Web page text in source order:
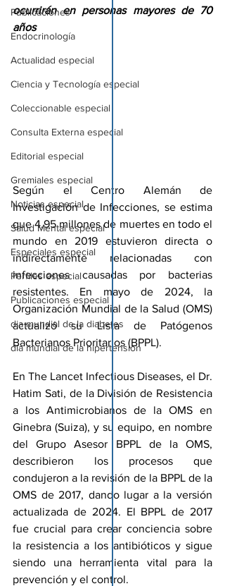
Publicaciones
Endocrinología
Actualidad especial
Ciencia y Tecnología especial
Coleccionable especial
Consulta Externa especial
Editorial especial
Gremiales especial
Noticias especial
Salud Mental especial
Especiales especial
Perfiles especial
Publicaciones especial
dia mundial de la diabetes
dia mundial de la hipertension
ocurrirán en personas mayores de 70
años
Según el Centro Alemán de
Investigación de Infecciones, se estima
que 4,95 millones de muertes en todo el
mundo en 2019 estuvieron directa o
indirectamente relacionadas con
infecciones causadas por bacterias
resistentes. En mayo de 2024, la
Organización Mundial de la Salud (OMS)
actualizó su Lista de Patógenos
Bacterianos Prioritarios (BPPL).
En The Lancet Infectious Diseases, el Dr.
Hatim Sati, de la División de Resistencia
a los Antimicrobianos de la OMS en
Ginebra (Suiza), y su equipo, en nombre
del Grupo Asesor BPPL de la OMS,
describieron los procesos que
condujeron a la revisión de la BPPL de la
OMS de 2017, dando lugar a la versión
actualizada de 2024. El BPPL de 2017
fue crucial para crear conciencia sobre
la resistencia a los antibióticos y sigue
siendo una herramienta vital para la
prevención y el control.